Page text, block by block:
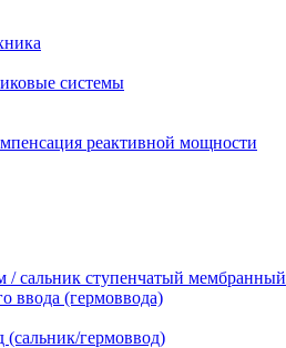
системы
реактивной мощности
/ сальник ступенчатый мембранный
ввода (гермоввода)
(сальник/гермоввод)